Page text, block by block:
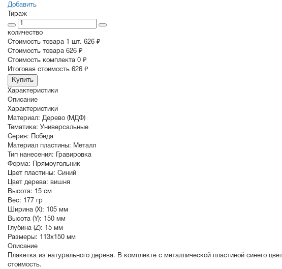
Добавить
Тираж
количество
Стоимость товара 1 шт. 626 ₽
Cтоимость товара 626 ₽
Стоимость комплекта 0 ₽
Итоговая стоимость 626 ₽
Купить
Характеристики
Описание
Характеристики
Материал: Дерево (МДФ)
Тематика: Универсальные
Серия: Победа
Материал пластины: Металл
Тип нанесения:
Гравировка
Форма: Прямоугольник
Цвет пластины: Синий
Цвет дерева: вишня
Высота: 15 см
Вес: 177 гр
Ширина (X): 105 мм
Высота (Y): 150 мм
Глубина (Z): 15 мм
Размеры: 113х150 мм
Описание
Плакетка из натурального дерева. В комплекте с металлической пластиной синего
стоимость.